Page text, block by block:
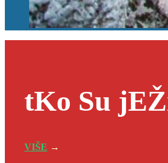
tKo Su
VIŠE →